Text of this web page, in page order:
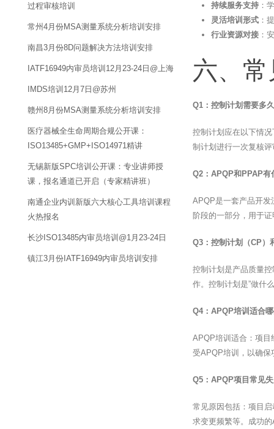
持续服务支持 ：
灵活培训形式 ：
行业资源对接 ：
六、
Q1：控制计划需要多
控制计划应在以下情
制计划进行一次复核
Q2：APQP和PPAP有
APQP是一套产品开发
阶段的一部分，用于
Q3：控制计划（CP）
控制计划是产品质量
作。控制计划是”做什
Q4：APQP培训适合
APQP培训适合：项目
受APQP培训，以确保
Q5：APQP项目常见
常见原因包括：项目
求变更频繁等。成功
过程审核培训
常州4月份MSA测量系统分析培训安排
南昌3月份8D问题解决方法培训安排
IATF16949内审员培训12月23-24日@上海
IMDS培训12月7日@苏州
赣州8月份MSA测量系统分析培训安排
医疗器械全生命周期合规公开课：
ISO13485+GMP+ISO14971精讲
无锡新版SPC培训公开课：专业讲师授
课，报名通道已开启（专家精讲班）
南通企业内训新版六大核心工具培训课程
火热报名
长沙ISO13485内审员培训@1月23-24日
镇江3月份IATF16949内审员培训安排